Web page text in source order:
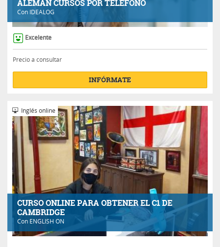
ALEMÁN CURSOS POR TELÉFONO
Con IDEALOG
Excelente
Precio a consultar
INFÓRMATE
CURSO ONLINE PARA OBTENER EL C1 DE
CAMBRIDGE
Con ENGLISH ON
Inglés online